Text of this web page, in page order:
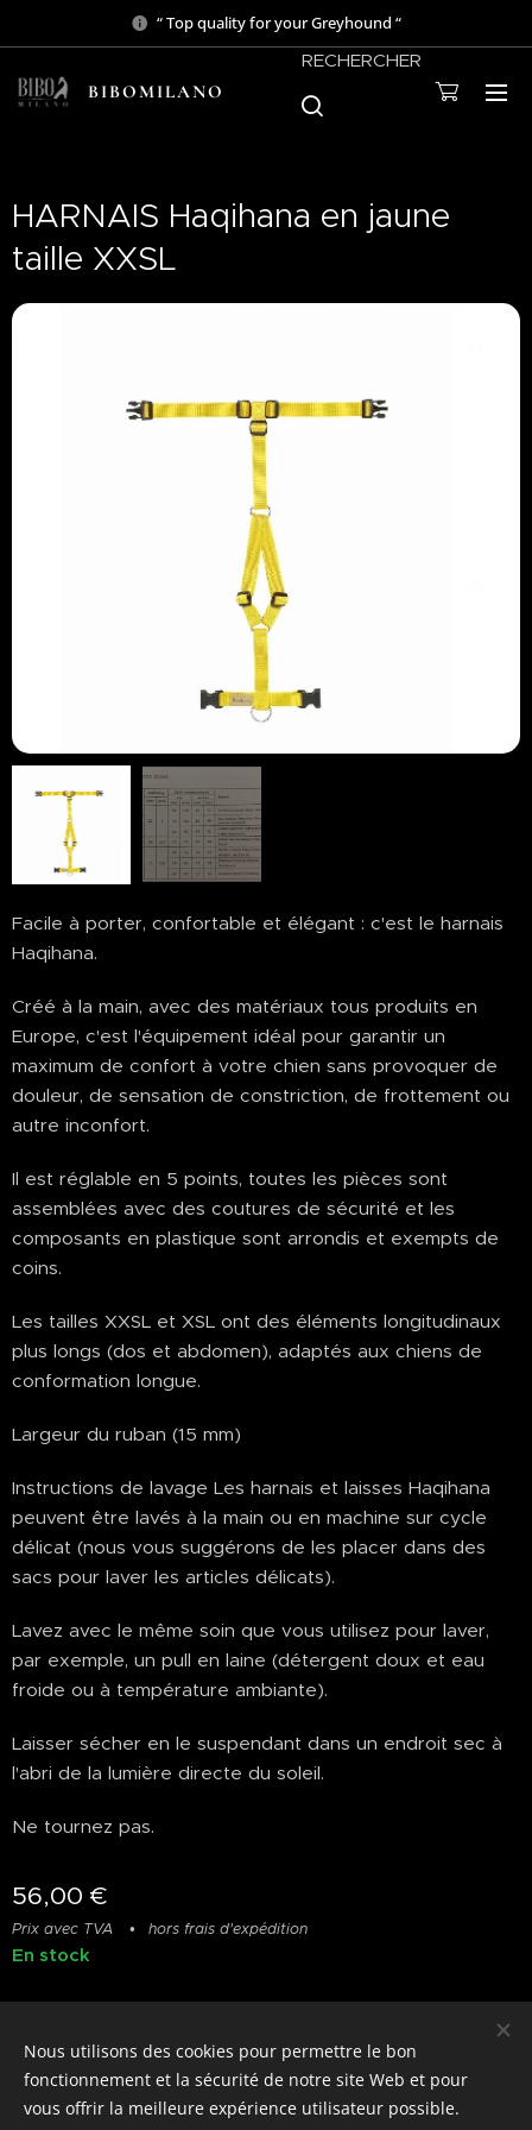
“ Top quality for your Greyhound “
BIBOMILANO
RECHERCHER
HARNAIS Haqihana en jaune
taille XXSL
Facile à porter, confortable et élégant : c'est le harnais
Haqihana.
Créé à la main, avec des matériaux tous produits en
Europe, c'est l'équipement idéal pour garantir un
maximum de confort à votre chien sans provoquer de
douleur, de sensation de constriction, de frottement ou
autre inconfort.
Il est réglable en 5 points, toutes les pièces sont
assemblées avec des coutures de sécurité et les
composants en plastique sont arrondis et exempts de
coins.
Les tailles XXSL et XSL ont des éléments longitudinaux
plus longs (dos et abdomen), adaptés aux chiens de
conformation longue.
Largeur du ruban (15 mm)
Instructions de lavage Les harnais et laisses Haqihana
peuvent être lavés à la main ou en machine sur cycle
délicat (nous vous suggérons de les placer dans des
sacs pour laver les articles délicats).
Lavez avec le même soin que vous utilisez pour laver,
par exemple, un pull en laine (détergent doux et eau
froide ou à température ambiante).
Laisser sécher en le suspendant dans un endroit sec à
l'abri de la lumière directe du soleil.
Ne tournez pas.
56,00 €
Prix avec TVA hors frais d'expédition
En stock
© photostylist.it- 2026 All rights reserved Cookies
Langues
Nous utilisons des cookies pour permettre le bon
fonctionnement et la sécurité de notre site Web et pour
vous offrir la meilleure expérience utilisateur possible.